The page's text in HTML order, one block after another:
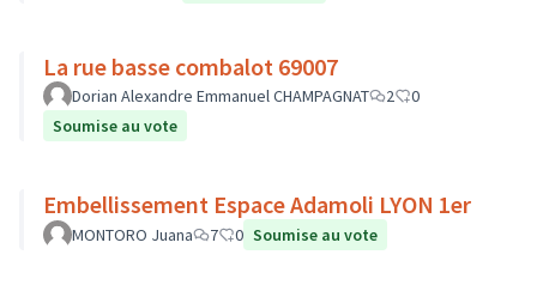
La rue basse combalot 69007
Dorian Alexandre Emmanuel CHAMPAGNAT 2
0
Soumise au vote
Embellissement Espace Adamoli LYON 1er
MONTORO Juana 7 0 Soumise au vote